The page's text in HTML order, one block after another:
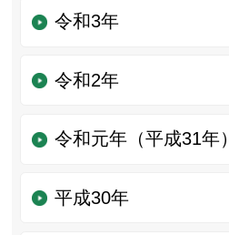
令和3年
令和2年
令和元年（平成31年）
平成30年